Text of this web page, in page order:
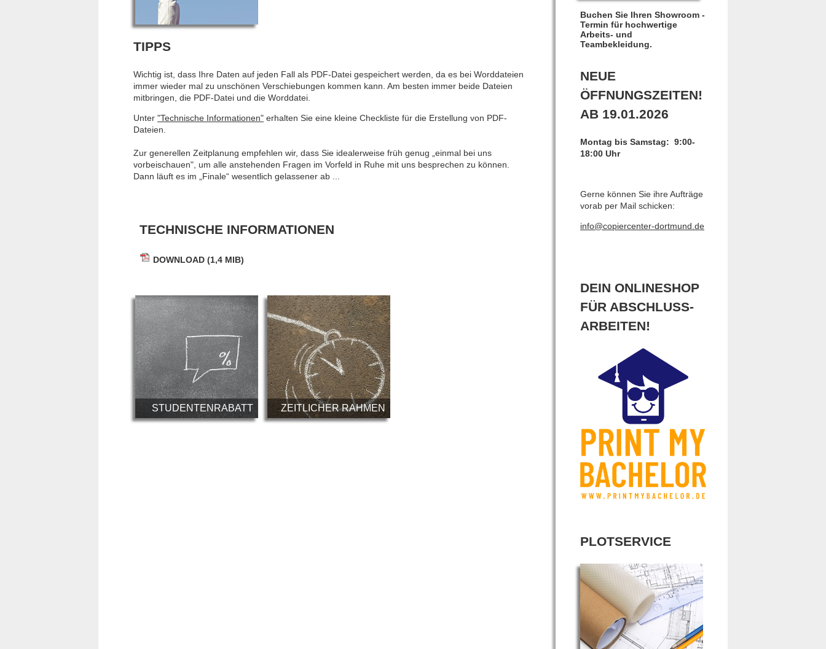
TIPPS
Wichtig ist, dass Ihre Daten auf jeden Fall als PDF-Datei gespeichert werden, da es bei Worddateien
immer wieder mal zu unschönen Verschiebungen kommen kann. Am besten immer beide Dateien
mitbringen, die PDF-Datei und die Worddatei.
Unter "Technische Informationen" erhalten Sie eine kleine Checkliste für die Erstellung von PDF-
Dateien.
Zur generellen Zeitplanung empfehlen wir, dass Sie idealerweise früh genug „einmal bei uns
vorbeischauen", um alle anstehenden Fragen im Vorfeld in Ruhe mit uns besprechen zu können.
Dann läuft es im „Finale“ wesentlich gelassener ab ...
TECHNISCHE INFORMATIONEN
DOWNLOAD (1,4 MIB)
STUDENTENRABATT ZEITLICHER RAHMEN
Buchen Sie Ihren Showroom -
Termin für hochwertige
Arbeits- und
Teambekleidung.
NEUE
ÖFFNUNGSZEITEN!
AB 19.01.2026
Montag bis Samstag: 9:00-
18:00 Uhr
Gerne können Sie ihre Aufträge
vorab per Mail schicken:
info@copiercenter-dortmund.de
DEIN ONLINESHOP
FÜR ABSCHLUSS-
ARBEITEN!
PLOTSERVICE